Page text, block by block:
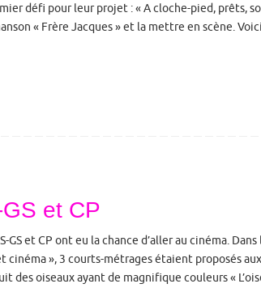
défi pour leur projet : « A cloche-pied, prêts,
« Frère Jacques » et la mettre en scène.
et CP
GS et CP ont eu la chance d’aller au cinéma. Dans
cinéma », 3 courts-métrages étaient proposés aux
des oiseaux ayant de magnifique couleurs «